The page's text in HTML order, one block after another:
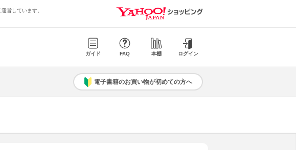
営しています。
ガイド FAQ 本棚 ログイン
電子書籍のお買い物が初めての方へ